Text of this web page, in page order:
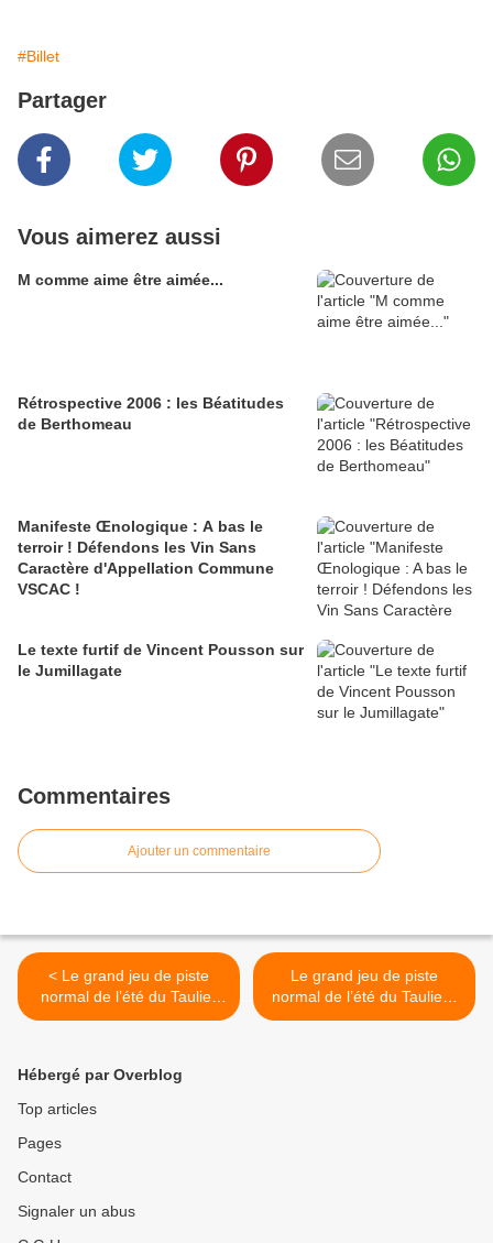
#Billet
Partager
Vous aimerez aussi
M comme aime être aimée...
Rétrospective 2006 : les Béatitudes
de Berthomeau
Manifeste Œnologique : A bas le
terroir ! Défendons les Vin Sans
Caractère d'Appellation Commune
VSCAC !
Le texte furtif de Vincent Pousson sur
le Jumillagate
Commentaires
Ajouter un commentaire
< Le grand jeu de piste
normal de l’été du Taulier
qui prend la micheline pour
Le grand jeu de piste
normal de l’été du Taulier :
Bécot, dans l’immédiat
Hébergé par Overblog
Top articles
Pages
Contact
Signaler un abus